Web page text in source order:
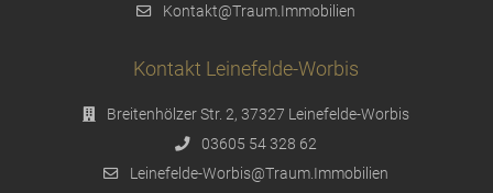
Kontakt@Traum.Immobilien
Kontakt Leinefelde-Worbis
Breitenhölzer Str. 2, 37327 Leinefelde-Worbis
03605 54 328 62
Leinefelde-Worbis@Traum.Immobilien